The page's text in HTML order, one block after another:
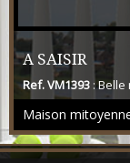
A SAISIR
Ref. VM1393 : Belle
chambres
Travaux
Maison